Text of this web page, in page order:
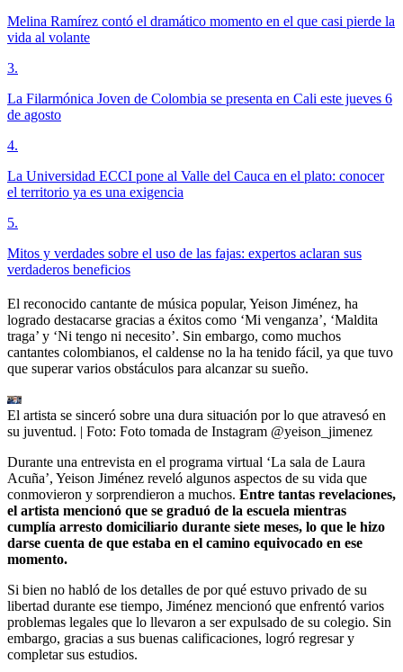
Melina Ramírez contó el dramático momento en el que casi pierde la
vida al volante
3.
La Filarmónica Joven de Colombia se presenta en Cali este jueves 6
de agosto
4.
La Universidad ECCI pone al Valle del Cauca en el plato: conocer
el territorio ya es una exigencia
5.
Mitos y verdades sobre el uso de las fajas: expertos aclaran sus
verdaderos beneficios
El reconocido cantante de música popular, Yeison Jiménez, ha
logrado destacarse gracias a éxitos como ‘Mi venganza’, ‘Maldita
traga’ y ‘Ni tengo ni necesito’. Sin embargo, como muchos
cantantes colombianos, el caldense no la ha tenido fácil, ya que tuvo
que superar varios obstáculos para alcanzar su sueño.
El artista se sinceró sobre una dura situación por lo que atravesó en
su juventud. | Foto: Foto tomada de Instagram @yeison_jimenez
Durante una entrevista en el programa virtual ‘La sala de Laura
Acuña’, Yeison Jiménez reveló algunos aspectos de su vida que
conmovieron y sorprendieron a muchos. Entre tantas revelaciones,
el artista mencionó que se graduó de la escuela mientras
cumplía arresto domiciliario durante siete meses, lo que le hizo
darse cuenta de que estaba en el camino equivocado en ese
momento.
Si bien no habló de los detalles de por qué estuvo privado de su
libertad durante ese tiempo, Jiménez mencionó que enfrentó varios
problemas legales que lo llevaron a ser expulsado de su colegio. Sin
embargo, gracias a sus buenas calificaciones, logró regresar y
completar sus estudios.